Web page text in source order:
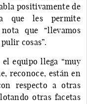
positivamente de
que les permite
que “llevamos
cosas”.
equipo llega “muy
reconoce, están en
respecto a otras
otras facetas